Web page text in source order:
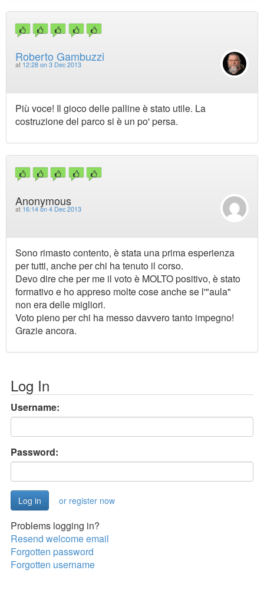
Roberto Gambuzzi
at 12:28 on 3 Dec 2013
Più voce! Il gioco delle palline è stato utile. La
costruzione del parco si è un po' persa.
Anonymous
at 16:14 on 4 Dec 2013
Sono rimasto contento, è stata una prima esperienza
per tutti, anche per chi ha tenuto il corso.
Devo dire che per me il voto è MOLTO positivo, è stato
formativo e ho appreso molte cose anche se l'"aula"
non era delle migliori.
Voto pieno per chi ha messo davvero tanto impegno!
Grazie ancora.
Log In
Username:
Password:
or register now
Problems logging in?
Resend welcome email
Forgotten password
Forgotten username